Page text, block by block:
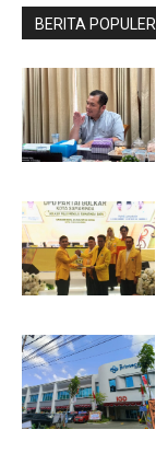
BERITA POPULER